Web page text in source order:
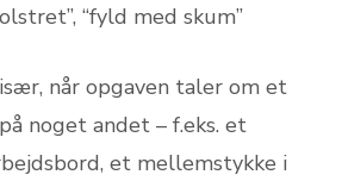
“fyld med skum”
når opgaven taler om et
noget andet – f.eks. et
et mellemstykke i